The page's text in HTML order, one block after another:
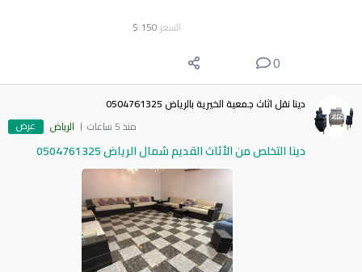
السعر 150
$
0
دينا نقل اثاث جمعية الخيرية بالرياض 0504761325
منذ 5 ساعات
الرياض عرض
دينا التخلص من الأثاث القديم شمال الرياض 0504761325